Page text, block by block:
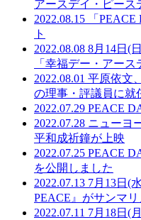
アースデイ・ピース
2022.08.15
「
ト
2022.08.08 8月14日(
「幸福デー・アース
2022.08.01 平原依文
の理事・評議員に就
2022.07.29 PEACE
2022.07.28 ニューヨ
平和成祈鐘が上映
2022.07.25 PEACE
を公開しました
2022.07.13 7月13日(
PEACE』がサンマ
2022.07.11 7月18日(